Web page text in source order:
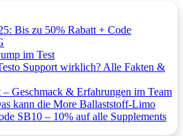
Bis zu 50% Rabatt + Code
im Test
Support wirklich? Alle Fakten &
Geschmack & Erfahrungen im Team
kann die More Ballaststoff-Limo
SB10 – 10% auf alle Supplements